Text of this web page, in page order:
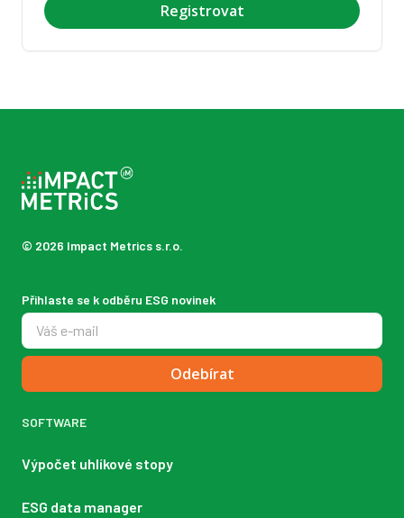
Registrovat
© 2026 Impact Metrics s.r.o.
Přihlaste se k odběru ESG novinek
Odebírat
SOFTWARE
Výpočet uhlíkové stopy
ESG data manager